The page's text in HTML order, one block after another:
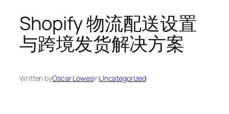
Shopify 物流配送设置
与跨境发货解决方案
Written byOscar LowesinUncategorized